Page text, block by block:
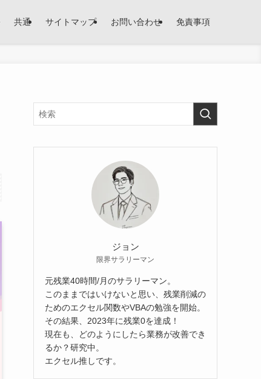
共通 サイトマップ お問い合わせ 免責事項
ジョン
限界サラリーマン
元残業40時間/月のサラリーマン。
このままではいけないと思い、残業削減の
ためのエクセル関数やVBAの勉強を開始。
その結果、2023年に残業0を達成！
現在も、どのようにしたら業務が改善でき
るか？研究中。
エクセル推しです。